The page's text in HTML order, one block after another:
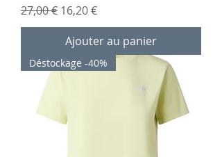
Prix original
27,00 € Prix promotionnel
16,20 €
Ajouter au panier
Déstockage -40%